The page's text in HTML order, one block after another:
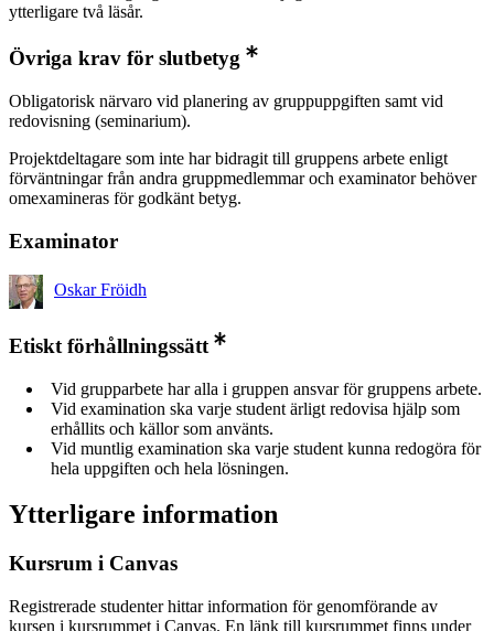
ytterligare två läsår.
Övriga krav för slutbetyg
Obligatorisk närvaro vid planering av gruppuppgiften samt vid
redovisning (seminarium).
Projektdeltagare som inte har bidragit till gruppens arbete enligt
förväntningar från andra gruppmedlemmar och examinator behöver
omexamineras för godkänt betyg.
Examinator
Oskar Fröidh
Etiskt förhållningssätt
Vid grupparbete har alla i gruppen ansvar för gruppens arbete.
Vid examination ska varje student ärligt redovisa hjälp som
erhållits och källor som använts.
Vid muntlig examination ska varje student kunna redogöra för
hela uppgiften och hela lösningen.
Ytterligare information
Kursrum i Canvas
Registrerade studenter hittar information för genomförande av
kursen i kursrummet i Canvas. En länk till kursrummet finns under